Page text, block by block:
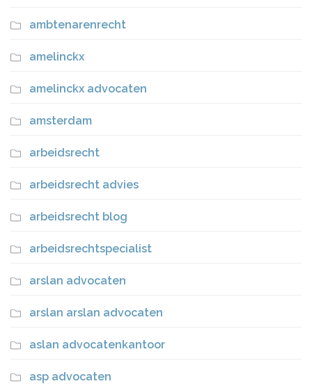
ambtenarenrecht
amelinckx
amelinckx advocaten
amsterdam
arbeidsrecht
arbeidsrecht advies
arbeidsrecht blog
arbeidsrechtspecialist
arslan advocaten
arslan arslan advocaten
aslan advocatenkantoor
asp advocaten